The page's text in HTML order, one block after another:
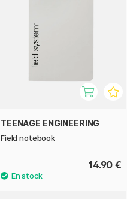
TEENAGE ENGINEERING
Field notebook
14.90 €